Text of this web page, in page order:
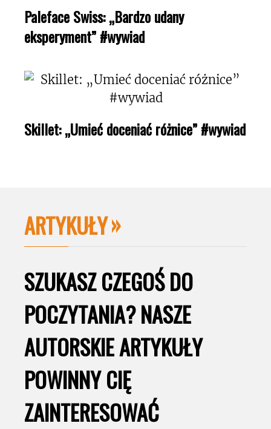
Paleface Swiss: „Bardzo udany
eksperyment” #wywiad
Skillet: „Umieć doceniać różnice” #wywiad
ARTYKUŁY
SZUKASZ CZEGOŚ DO
POCZYTANIA? NASZE
AUTORSKIE ARTYKUŁY
POWINNY CIĘ
ZAINTERESOWAĆ